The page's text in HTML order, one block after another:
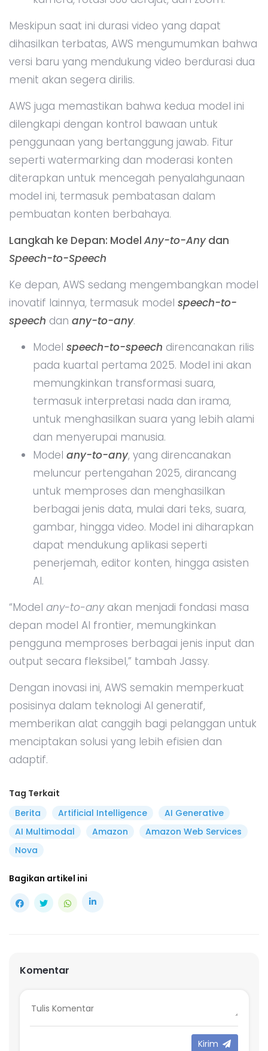
Meskipun saat ini durasi video yang dapat
dihasilkan terbatas, AWS mengumumkan bahwa
versi baru yang mendukung video berdurasi dua
menit akan segera dirilis.
AWS juga memastikan bahwa kedua model ini
dilengkapi dengan kontrol bawaan untuk
penggunaan yang bertanggung jawab. Fitur
seperti watermarking dan moderasi konten
diterapkan untuk mencegah penyalahgunaan
model ini, termasuk pembatasan dalam
pembuatan konten berbahaya.
Langkah ke Depan: Model Any-to-Anydan
Speech-to-Speech
Ke depan, AWS sedang mengembangkan model
inovatif lainnya, termasuk model speech-to-
speech dan any-to-any.
Model speech-to-speech direncanakan rilis
pada kuartal pertama 2025. Model ini akan
memungkinkan transformasi suara,
termasuk interpretasi nada dan irama,
untuk menghasilkan suara yang lebih alami
dan menyerupai manusia.
Model any-to-any, yang direncanakan
meluncur pertengahan 2025, dirancang
untuk memproses dan menghasilkan
berbagai jenis data, mulai dari teks, suara,
gambar, hingga video. Model ini diharapkan
dapat mendukung aplikasi seperti
penerjemah, editor konten, hingga asisten
AI.
“Model any-to-anyakan menjadi fondasi masa
depan model AI frontier, memungkinkan
pengguna memproses berbagai jenis input dan
output secara fleksibel,” tambah Jassy.
Dengan inovasi ini, AWS semakin memperkuat
posisinya dalam teknologi AI generatif,
memberikan alat canggih bagi pelanggan untuk
menciptakan solusi yang lebih efisien dan
adaptif.
Tag Terkait
Berita
Artificial Intelligence
AI Generative
AI Multimodal
Amazon
Amazon Web Services
Nova
Bagikan artikel ini
Komentar
Kirim